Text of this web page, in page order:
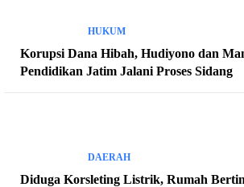
HUKUM
Korupsi Dana Hibah, Hudiyono dan
Pendidikan Jatim Jalani Proses Sidang
DAERAH
Diduga Korsleting Listrik, Rumah